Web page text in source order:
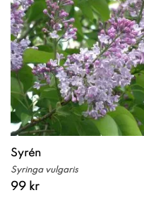
Syrén
Syringa vulgaris
99 kr